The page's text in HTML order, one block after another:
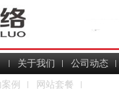
关于我们 公司动态
例 网站套餐